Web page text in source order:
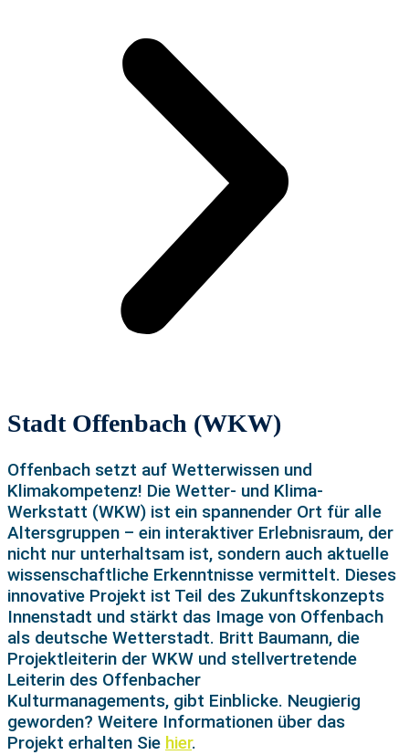
Stadt Offenbach (WKW)
Offenbach setzt auf Wetterwissen und
Klimakompetenz! Die Wetter- und Klima-
Werkstatt (WKW) ist ein spannender Ort für alle
Altersgruppen – ein interaktiver Erlebnisraum, der
nicht nur unterhaltsam ist, sondern auch aktuelle
wissenschaftliche Erkenntnisse vermittelt. Dieses
innovative Projekt ist Teil des Zukunftskonzepts
Innenstadt und stärkt das Image von Offenbach
als deutsche Wetterstadt. Britt Baumann, die
Projektleiterin der WKW und stellvertretende
Leiterin des Offenbacher
Kulturmanagements, gibt Einblicke. Neugierig
geworden? Weitere Informationen über das
Projekt erhalten Sie hier.